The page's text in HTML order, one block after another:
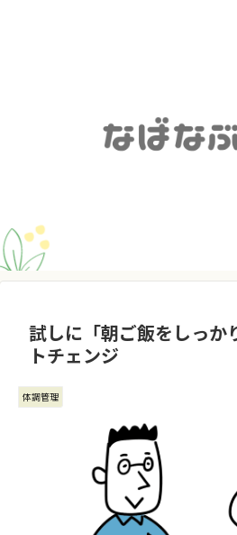
試しに「朝ご飯をしっか
トチェンジ
体調管理